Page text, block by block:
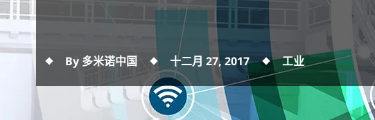
By 多米诺中国 十二月 27, 2017 工业